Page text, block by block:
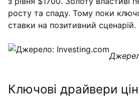
росту та спаду. Тому поки
ставки на позитивний сценарій.
Ключові драйвери цін